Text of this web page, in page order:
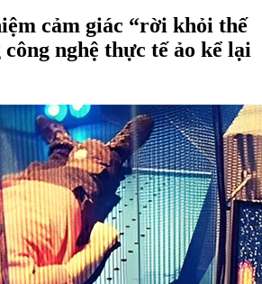
cảm giác “rời khỏi thế
nghệ thực tế ảo kể lại